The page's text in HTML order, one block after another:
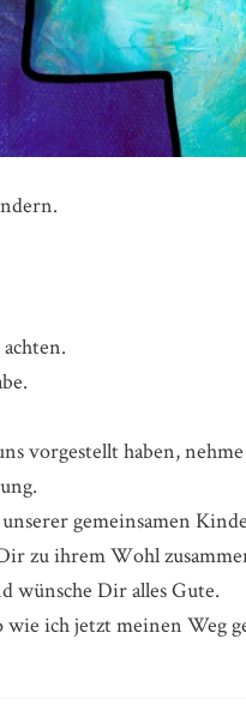
vorgestellt haben,
gemeinsamen
zu ihrem Wohl
wünsche Dir alles Gute.
ich jetzt meinen Weg